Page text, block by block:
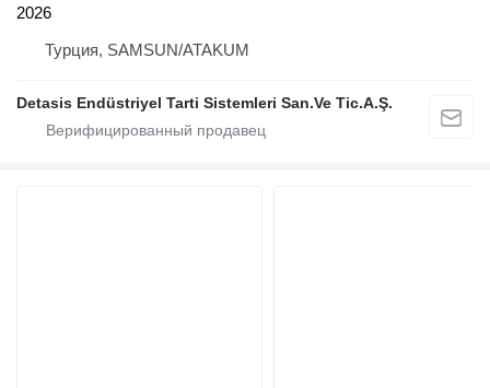
2026
Турция, SAMSUN/ATAKUM
Detasis Endüstriyel Tarti Sistemleri San.Ve Tic.A.Ş.